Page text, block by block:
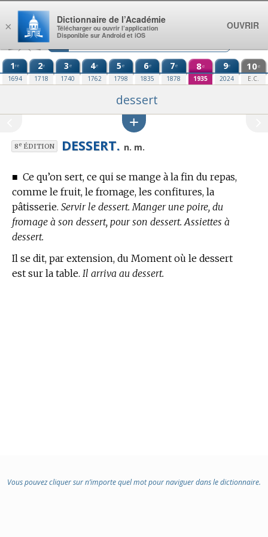
Aller au contenu
1re
1694
2e
1718
3e
1740
4e
1762
5e
1798
6e
1835
7e
1878
8e
1935
9e
2024
10e
E.C.
dessert
8eÉDITION DESSERT. n. m.
■ Ce qu’on sert, ce qui se mange à la fin du repas,
comme le fruit, le fromage, les confitures, la
pâtisserie. Servir le dessert. Manger une poire, du
fromage à son dessert, pour son dessert. Assiettes à
dessert.
Il se dit, par extension, du Moment où le dessert
est sur la table. Il arriva au dessert.
Vous pouvez cliquer sur n’importe quel mot pour naviguer dans le dictionnaire.
×
Dictionnaire de l’Académie
Télécharger ou ouvrir l’application
Disponible sur Android et iOS
OUVRIR